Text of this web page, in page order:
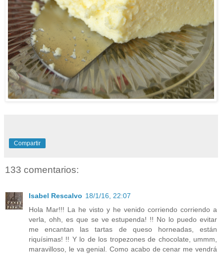
Compartir
133 comentarios:
Isabel Rescalvo 18/1/16, 22:07
Hola Mar!!! La he visto y he venido corriendo corriendo a
verla, ohh, es que se ve estupenda! !! No lo puedo evitar
me encantan las tartas de queso horneadas, están
riquísimas! !! Y lo de los tropezones de chocolate, ummm,
maravilloso, le va genial. Como acabo de cenar me vendrá